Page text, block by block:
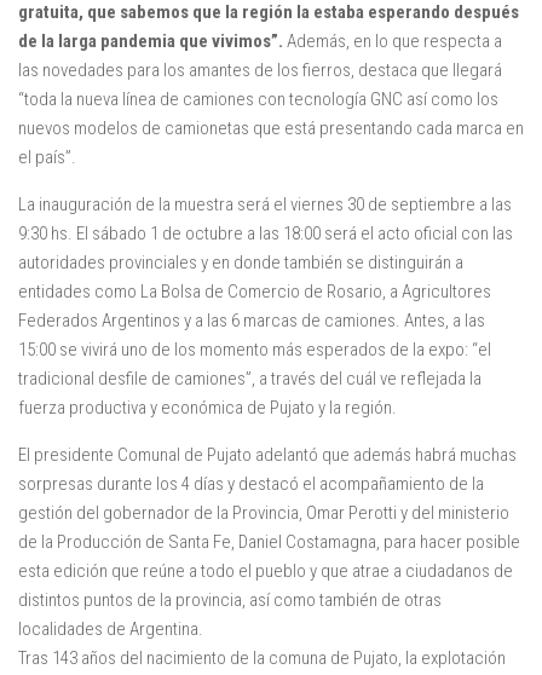
gratuita, que sabemos que la región la estaba esperando después
de la larga pandemia que vivimos”. Además, en lo que respecta a
las novedades para los amantes de los fierros, destaca que llegará
“toda la nueva línea de camiones con tecnología GNC así como los
nuevos modelos de camionetas que está presentando cada marca en
el país”.
La inauguración de la muestra será el viernes 30 de septiembre a las
9:30 hs. El sábado 1 de octubre a las 18:00 será el acto oficial con las
autoridades provinciales y en donde también se distinguirán a
entidades como La Bolsa de Comercio de Rosario, a Agricultores
Federados Argentinos y a las 6 marcas de camiones. Antes, a las
15:00 se vivirá uno de los momento más esperados de la expo: “el
tradicional desfile de camiones”, a través del cuál ve reflejada la
fuerza productiva y económica de Pujato y la región.
El presidente Comunal de Pujato adelantó que además habrá muchas
sorpresas durante los 4 días y destacó el acompañamiento de la
gestión del gobernador de la Provincia, Omar Perotti y del ministerio
de la Producción de Santa Fe, Daniel Costamagna, para hacer posible
esta edición que reúne a todo el pueblo y que atrae a ciudadanos de
distintos puntos de la provincia, así como también de otras
localidades de Argentina.
Tras 143 años del nacimiento de la comuna de Pujato, la explotación